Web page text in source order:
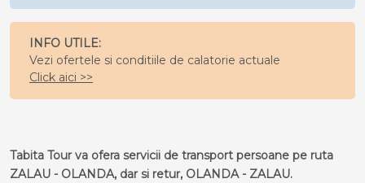
INFO UTILE:
Vezi ofertele si conditiile de calatorie actuale
Click aici >>
Tabita Tour va ofera servicii de transport persoane pe ruta
ZALAU - OLANDA, dar si retur, OLANDA - ZALAU.